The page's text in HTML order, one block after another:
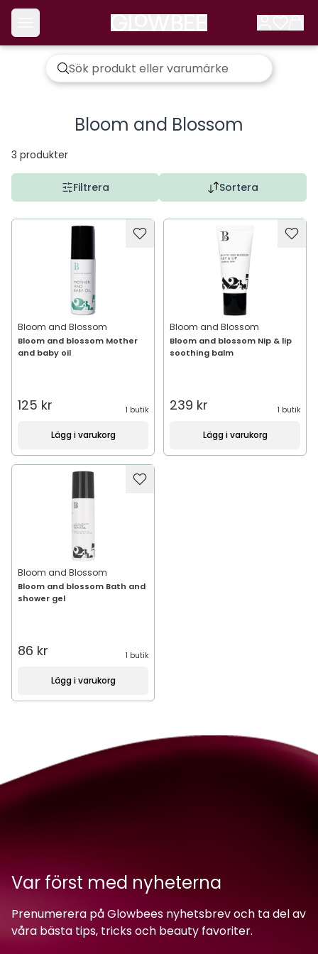
Bloom and Blossom
3 produkter
Filtrera Sortera
Bloom and Blossom
Bloom and blossom Mother
and baby oil
125 kr 1 butik
Lägg i varukorg
Bloom and Blossom
Bloom and blossom Nip & lip
soothing balm
239 kr 1 butik
Lägg i varukorg
Bloom and Blossom
Bloom and blossom Bath and
shower gel
86 kr 1 butik
Lägg i varukorg
Var först med nyheterna
Prenumerera på Glowbees nyhetsbrev och ta del av
våra bästa tips, tricks och beauty favoriter.